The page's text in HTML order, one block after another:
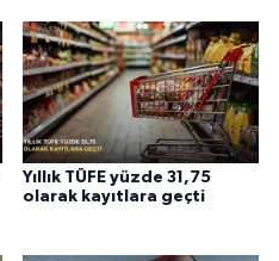
Yıllık TÜFE yüzde 31,75
olarak kayıtlara geçti